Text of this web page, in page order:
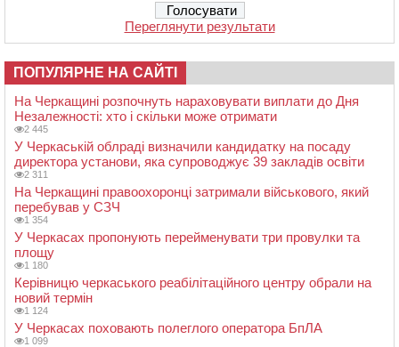
Переглянути результати
ПОПУЛЯРНЕ НА САЙТІ
На Черкащині розпочнуть нараховувати виплати до Дня
Незалежності: хто і скільки може отримати
2 445
У Черкаській облраді визначили кандидатку на посаду
директора установи, яка супроводжує 39 закладів освіти
2 311
На Черкащині правоохоронці затримали військового, який
перебував у СЗЧ
1 354
У Черкасах пропонують перейменувати три провулки та
площу
1 180
Керівницю черкаського реабілітаційного центру обрали на
новий термін
1 124
У Черкасах поховають полеглого оператора БпЛА
1 099